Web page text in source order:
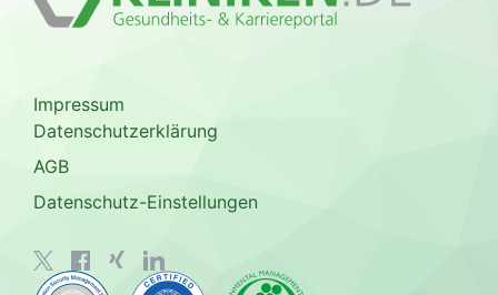
Impressum
Datenschutzerklärung
AGB
Datenschutz-Einstellungen